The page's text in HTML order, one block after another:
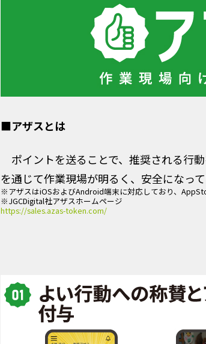
■アザスとは
ポイントを送ることで、推奨される行
を通じて作業現場が明るく、安全になって
※アザスはiOSおよびAndroid端末に対応しており、
※JGCDigital社アザスホームページ
https://sales.azas-token.com/